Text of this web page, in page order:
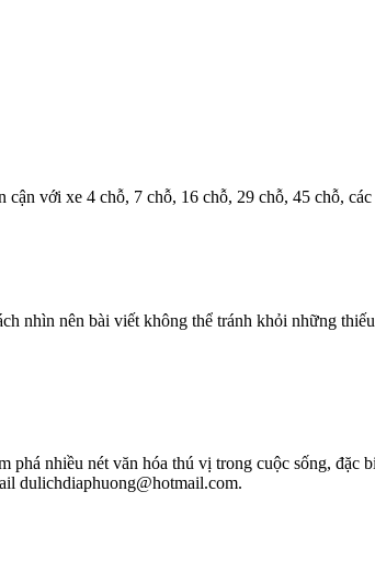
với xe 4 chỗ, 7 chỗ, 16 chỗ, 29 chỗ, 45 chỗ,
nhìn nên bài viết không thể tránh khỏi những
nhiều nét văn hóa thú vị trong cuộc sống, đặc
dulichdiaphuong@hotmail.com.